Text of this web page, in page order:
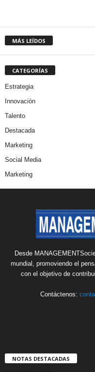
MÁS LEÍDOS
CATEGORÍAS
Estrategia
Innovación
Talento
Destacada
Marketing
Social Media
Marketing
Desde
mundial, promoviendo el
con el objetivo de
Contáctenos:
NOTAS DESTACADAS